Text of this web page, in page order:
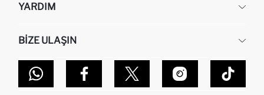
HAKKIMIZDA
KURUMSAL SATIŞ
DEFACTO TEKNOLOJI
SITEMAP
YARDIM
SIPARIŞIMI NASIL TAKIP EDERIM?
NASIL İADE EDERIM?
GIFT CLUB SIKÇA SORULAN SORULAR
İŞLEM REHBERI
BIZE ULAŞIN
MAĞAZALARIMIZ
İLETIŞIM FORMU